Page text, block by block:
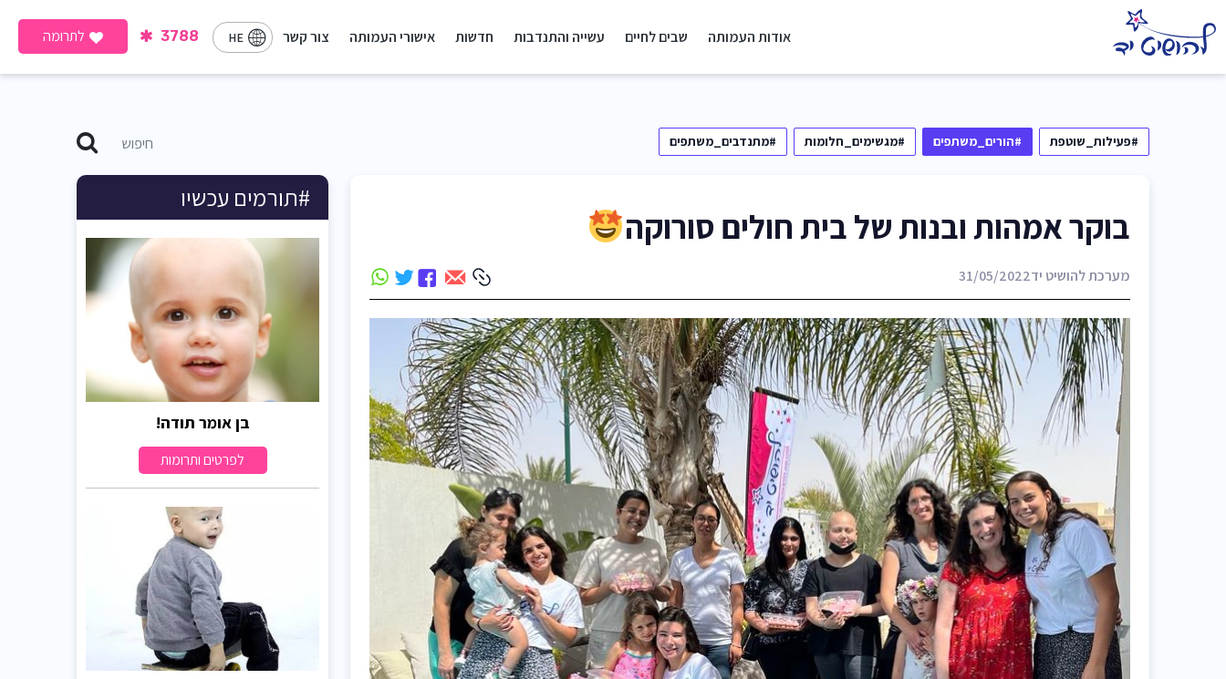
אודות העמותה שבים לחיים עשייה והתנדבות חדשות אישורי העמותה צור קשר HE
3788 לתרומה
#פעילות_שוטפת #הורים_משתפים #מגשימים_חלומות #מתנדבים_משתפים
בוקר אמהות ובנות של בית חולים סורוקה
מערכת להושיט יד31/05/2022
#תורמים עכשיו
בן אומר תודה!
לפרטים ותרומות